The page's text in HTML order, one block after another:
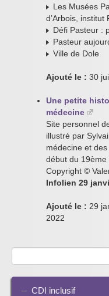
Les Musées
d’Arbois, institut
Défi Pasteur :
Pasteur
Ville de Dole
Ajouté le : 30
Une petite
médecine
Site personnel
illustré par
médecine et
début du 19ème
Copyright ©
Infolien 29
Ajouté le : 29
2022
CDI inclusif